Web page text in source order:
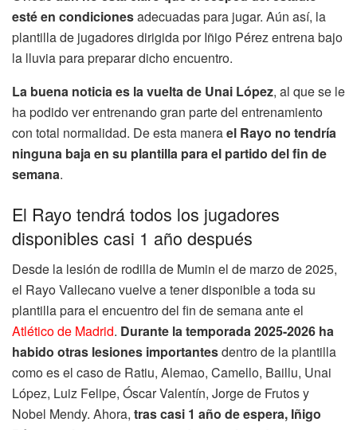
esté en condicionesadecuadas para jugar. Aún así, la
plantilla de jugadores dirigida por Iñigo Pérez entrena bajo
la lluvia para preparar dicho encuentro.
La buena noticia es la vuelta de Unai López, al que se le
ha podido ver entrenando gran parte del entrenamiento
con total normalidad. De esta manerael Rayo no tendría
ninguna baja en su plantilla para el partido del fin de
semana.
El Rayo tendrá todos los jugadores
disponibles casi 1 año después
Desde la lesión de rodilla de Mumin el de marzo de 2025,
el Rayo Vallecano vuelve a tener disponible a toda su
plantilla para el encuentro del fin de semana ante el
Atlético de Madrid. Durante la temporada 2025-2026 ha
habido otras lesiones importantesdentro de la plantilla
como es el caso de Ratiu, Alemao, Camello, Baillu, Unai
López, Luiz Felipe, Óscar Valentín, Jorge de Frutos y
Nobel Mendy. Ahora, tras casi 1 año de espera, Iñigo